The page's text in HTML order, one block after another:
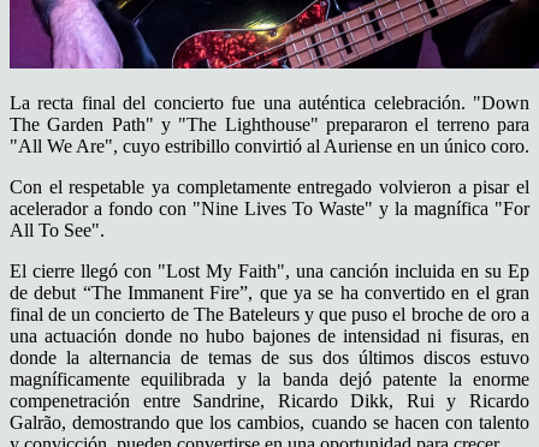
La recta final del concierto fue una auténtica celebración. "Down
The Garden Path" y "The Lighthouse" prepararon el terreno para
"All We Are", cuyo estribillo convirtió al Auriense en un único coro.
Con el respetable ya completamente entregado volvieron a pisar el
acelerador a fondo con "Nine Lives To Waste" y la magnífica "For
All To See".
El cierre llegó con "Lost My Faith", una canción incluida en su Ep
de debut “The Immanent Fire”, que ya se ha convertido en el gran
final de un concierto de The Bateleurs y que puso el broche de oro a
una actuación donde no hubo bajones de intensidad ni fisuras, en
donde la alternancia de temas de sus dos últimos discos estuvo
magníficamente equilibrada yla banda dejó patente la enorme
compenetración entre Sandrine, Ricardo Dikk, Rui y Ricardo
Galrão, demostrando que los cambios, cuando se hacen con talento